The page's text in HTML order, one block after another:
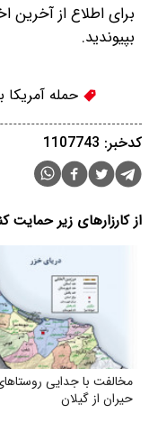
برای اطلاع از آخرین
بپیوندید.
حمله آمریکا
کدخبر: 1107743
از کارزارهای زیر حمایت
مخالفت با جدایی
حیران از گیلان